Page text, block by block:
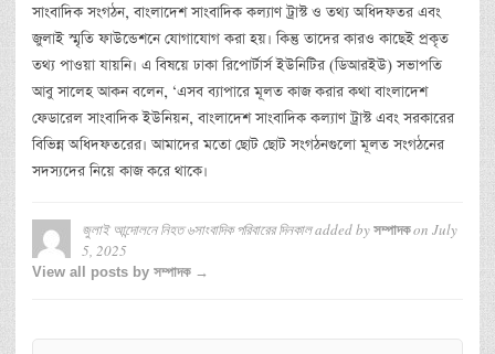
সাংবাদিক সংগঠন, বাংলাদেশ সাংবাদিক কল্যাণ ট্রাস্ট ও তথ্য অধিদফতর এবং
জুলাই স্মৃতি ফাউন্ডেশনে যোগাযোগ করা হয়। কিন্তু তাদের কারও কাছেই প্রকৃত
তথ্য পাওয়া যায়নি। এ বিষয়ে ঢাকা রিপোর্টার্স ইউনিটির (ডিআরইউ) সভাপতি
আবু সালেহ আকন বলেন, ‘এসব ব্যাপারে মূলত কাজ করার কথা বাংলাদেশ
ফেডারেল সাংবাদিক ইউনিয়ন, বাংলাদেশ সাংবাদিক কল্যাণ ট্রাস্ট এবং সরকারের
বিভিন্ন অধিদফতরের। আমাদের মতো ছোট ছোট সংগঠনগুলো মূলত সংগঠনের
সদস্যদের নিয়ে কাজ করে থাকে।
জুলাই আন্দোলনে নিহত ৬সাংবাদিক পরিবারের দিনকালadded by সম্পাদকon July
5, 2025
View all posts by সম্পাদক →